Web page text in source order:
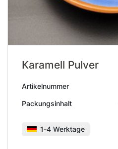
Karamell Pulver
Artikelnummer
Packungsinhalt
1-4 Werktage